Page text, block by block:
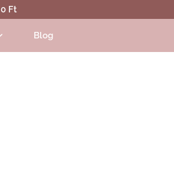
0 Ft
Blog